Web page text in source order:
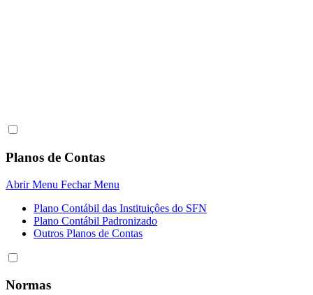
Planos de Contas
Abrir Menu Fechar Menu
Plano Contábil das Instituiçôes do SFN
Plano Contábil Padronizado
Outros Planos de Contas
Normas